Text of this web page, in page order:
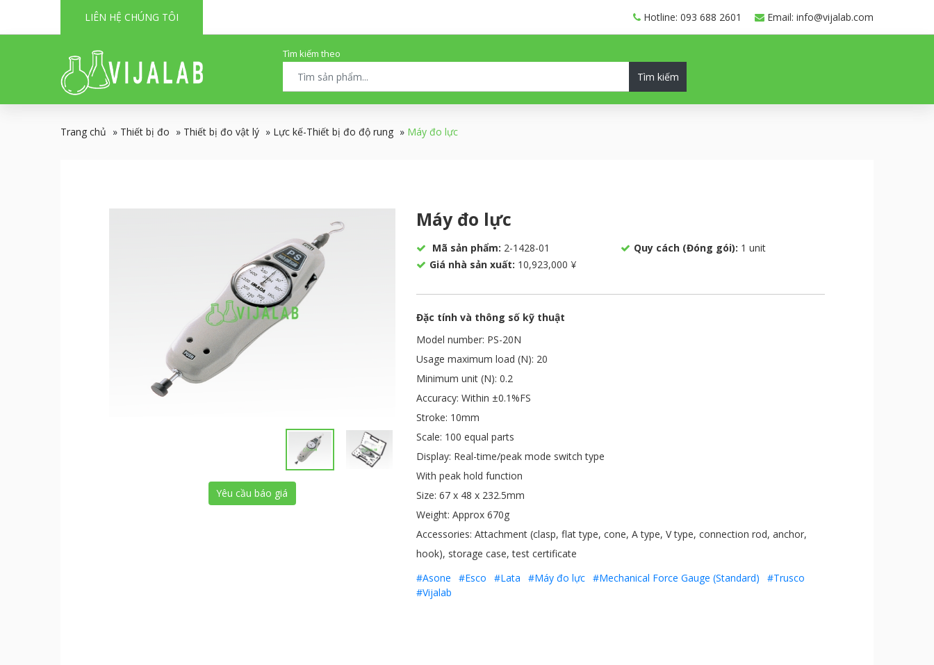
LIÊN HỆ CHÚNG TÔI Hotline: 093 688 2601 Email: info@vijalab.com
Tìm kiếm theo
Tìm kiếm
Trang chủ » Thiết bị đo » Thiết bị đo vật lý » Lực kế-Thiết bị đo độ rung » Máy đo lực
Yêu cầu báo giá
Máy đo lực
Mã sản phẩm: 2-1428-01 Quy cách (Đóng gói): 1 unit
Giá nhà sản xuất: 10,923,000 ¥
Đặc tính và thông số kỹ thuật
Model number: PS-20N
Usage maximum load (N): 20
Minimum unit (N): 0.2
Accuracy: Within ±0.1%FS
Stroke: 10mm
Scale: 100 equal parts
Display: Real-time/peak mode switch type
With peak hold function
Size: 67 x 48 x 232.5mm
Weight: Approx 670g
Accessories: Attachment (clasp, flat type, cone, A type, V type, connection rod, anchor,
hook), storage case, test certificate
#Asone
#Esco #Lata #Máy đo lực #Mechanical Force Gauge (Standard)
#Trusco
#Vijalab